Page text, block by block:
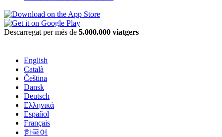
Descarregat per més de 5.000.000 viatgers
English
Català
Čeština
Dansk
Deutsch
Ελληνικά
Español
Français
한국어